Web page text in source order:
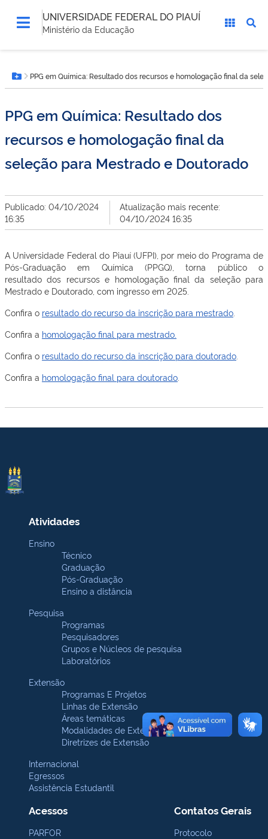
UNIVERSIDADE FEDERAL DO PIAUÍ
Ministério da Educação
está
aqui:Botão Menu
PPG em Química: Resultado dos recursos e homologação final da
PPG em Química: Resultado dos
recursos e homologação final da
seleção para Mestrado e Doutorado
Publicado: 04/10/2024
16:35
Atualização mais recente:
04/10/2024 16:35
A Universidade Federal do Piauí (UFPI), por meio do Programa de
Pós-Graduação em Química (PPGQ), torna público o
resultado dos recursos e homologação final da seleção para
Mestrado e Doutorado, com ingresso em 2025.
Confira o resultado do recurso da inscrição para mestrado
Confira a homologação final para mestrado.
Confira o resultado do recurso da inscrição para doutorado
Confira a homologação final para doutorado
Atividades
Ensino
Técnico
Graduação
Pós-Graduação
Ensino a distância
Pesquisa
Programas
Pesquisadores
Grupos e Núcleos de pesquisa
Laboratórios
Extensão
Programas E Projetos
Linhas de Extensão
Áreas temáticas
Modalidades de Extensão
Diretrizes de Extensão
Internacional
Egressos
Assistência Estudantil
Acessos
PARFOR
Contatos Gerais
Protocolo